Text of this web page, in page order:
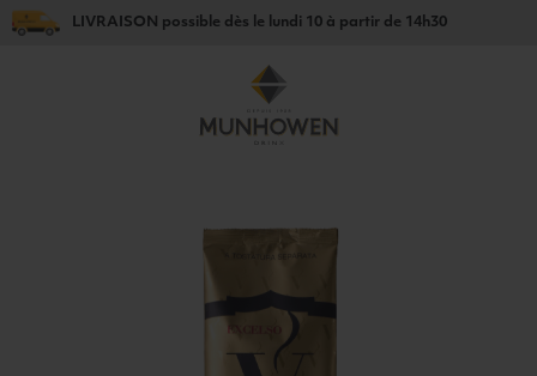
LIVRAISON possible dès le lundi 10 à partir de 14h30